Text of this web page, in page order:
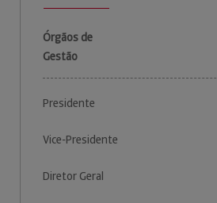
Órgãos de
Gestão
Presidente
Vice-Presidente
Diretor Geral